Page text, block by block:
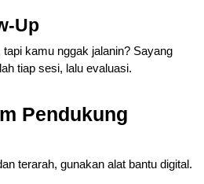
kamu nggak jalanin? Sayang
tiap sesi, lalu evaluasi.
Pendukung
terarah, gunakan alat bantu digital.